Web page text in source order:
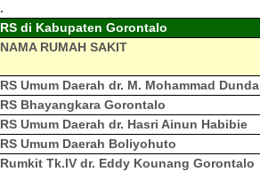
.
RS di Kabupaten Gorontalo
NAMA RUMAH SAKIT
RS Umum Daerah dr. M. Mohammad Dunda
RS Bhayangkara Gorontalo
RS Umum Daerah dr. Hasri Ainun Habibie
RS Umum Daerah Boliyohuto
Rumkit Tk.IV dr. Eddy Kounang Gorontalo